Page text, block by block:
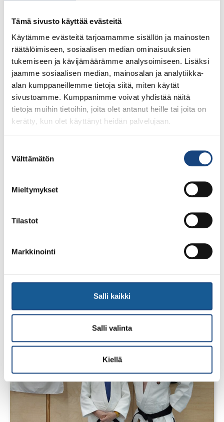
Tämä sivusto käyttää evästeitä
Käytämme evästeitä tarjoamamme sisällön ja mainosten
räätälöimiseen, sosiaalisen median ominaisuuksien
tukemiseen ja kävijämäärämme analysoimiseen. Lisäksi
jaamme sosiaalisen median, mainosalan ja analytiikka-
alan kumppaneillemme tietoja siitä, miten käytät
sivustoamme. Kumppanimme voivat yhdistää näitä
tietoja muihin tietoihin, joita olet antanut heille tai joita on
kerätty, kun olet käyttänyt heidän palvelujaan.
valinta
Välttämätön
Mieltymykset
Tilastot
Markkinointi
Salli kaikki
Salli valinta
Kiellä
Uudet lisenssit ostettavissa
Voit 1.8.2026 lähtien ostaa Judoliiton lisenssin kaudelle